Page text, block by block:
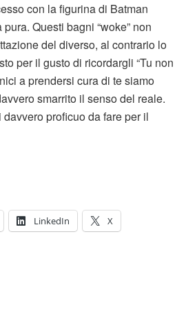
con la figurina di Batman
Questi bagni “woke” non
del diverso, al contrario lo
per il gusto di ricordargli “Tu non
a prendersi cura di te siamo
smarrito il senso del reale.
proficuo da fare per il
LinkedIn X